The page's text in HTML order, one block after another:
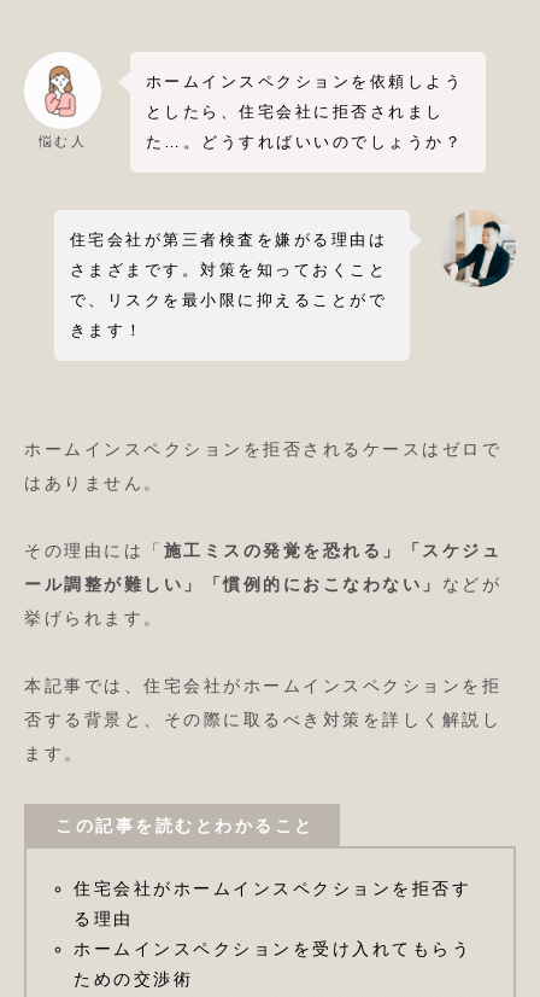
悩む人
ホームインスペクションを依頼しよう
としたら、住宅会社に拒否されまし
た…。どうすればいいのでしょうか？
住宅会社が第三者検査を嫌がる理由は
さまざまです。対策を知っておくこと
で、リスクを最小限に抑えることがで
きます！
ホームインスペクションを拒否されるケースはゼロで
はありません。
その理由には「 施工ミスの発覚を恐れる」「スケジュ
ール調整が難しい」「慣例的におこなわない」 などが
挙げられます。
本記事では、住宅会社がホームインスペクションを拒
否する背景と、その際に取るべき対策を詳しく解説し
ます。
この記事を読むとわかること
住宅会社がホームインスペクションを拒否す
る理由
ホームインスペクションを受け入れてもらう
ための交渉術